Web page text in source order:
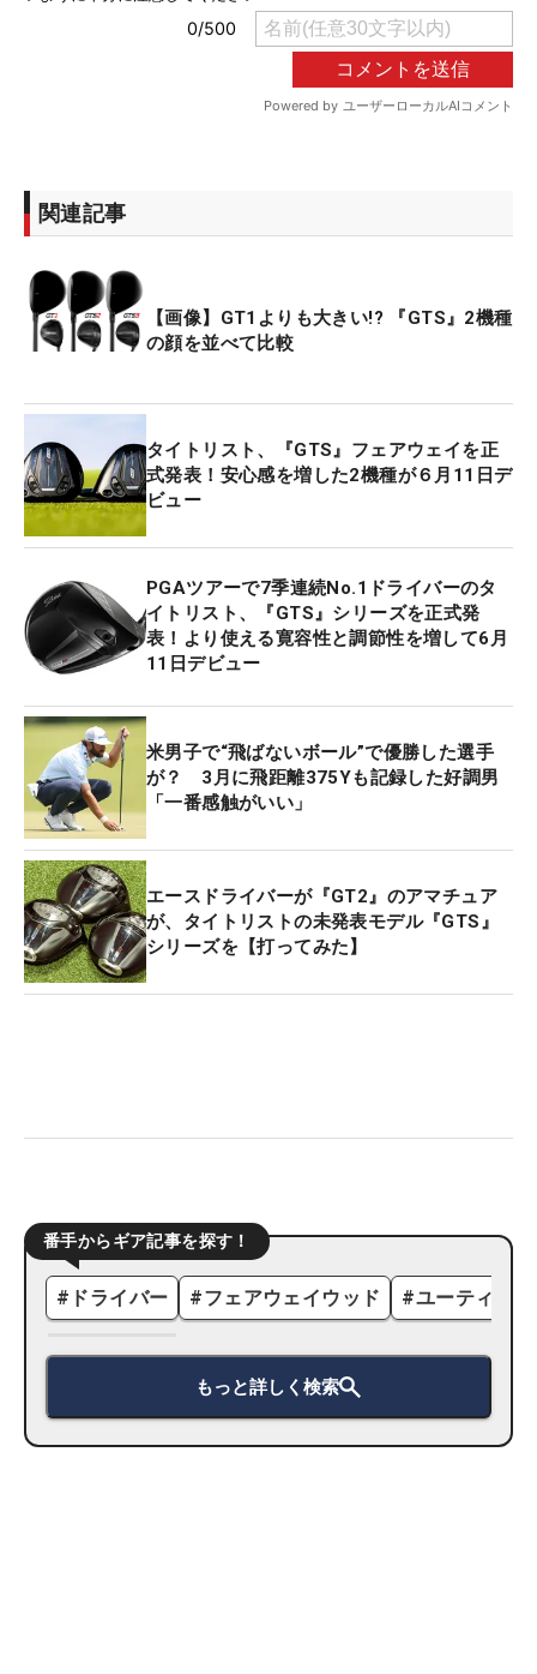
関連記事
【画像】GT1よりも大きい!? 『GTS』2機種
の顔を並べて比較
タイトリスト、『GTS』フェアウェイを正
式発表！安心感を増した2機種が６月11日デ
ビュー
PGAツアーで7季連続No.1ドライバーのタ
イトリスト、『GTS』シリーズを正式発
表！より使える寛容性と調節性を増して6月
11日デビュー
米男子で“飛ばないボール”で優勝した選手
が？ 3月に飛距離375Yも記録した好調男
「一番感触がいい」
エースドライバーが『GT2』のアマチュア
が、タイトリストの未発表モデル『GTS』
シリーズを【打ってみた】
番手からギア記事を探す！
# ドライバー #フェアウェイウッド #ユーティリ
もっと詳しく検索